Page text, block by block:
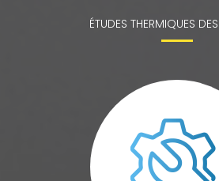
ÉTUDES THERMIQUES